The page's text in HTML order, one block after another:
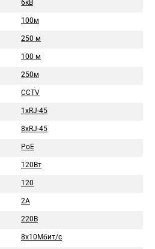
6кВ
100м
250 м
100 м
250м
CCTV
1xRJ-45
8xRJ-45
PoE
120Вт
120
2А
220В
8x10Мбит/с